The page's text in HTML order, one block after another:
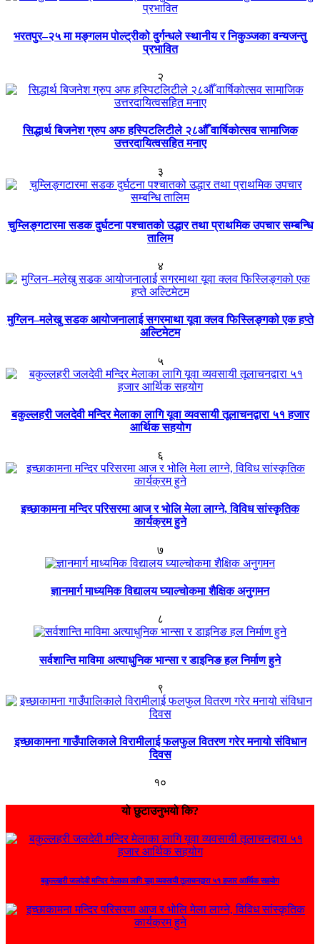
भरतपुर–२५ मा मङ्गलम पोल्ट्रीको दुर्गन्धले स्थानीय र निकुञ्जका वन्यजन्तु
प्रभावित
२
सिद्धार्थ बिजनेश ग्रुप अफ हस्पिटलिटीले २८औँ वार्षिकोत्सव सामाजिक
उत्तरदायित्वसहित मनाए
३
चुम्लिङ्गटारमा सडक दुर्घटना पश्चातको उद्धार तथा प्राथमिक उपचार सम्बन्धि
तालिम
४
मुग्लिन–मलेखु सडक आयोजनालाई सगरमाथा यूवा क्लव फिस्लिङ्गको एक हप्ते
अल्टिमेटम
५
बकुल्लहरी जलदेवी मन्दिर मेलाका लागि यूवा व्यवसायी तूलाचनद्वारा ५१ हजार
आर्थिक सहयोग
६
इच्छाकामना मन्दिर परिसरमा आज र भोलि मेला लाग्ने, विविध सांस्कृतिक
कार्यक्रम हुने
७
ज्ञानमार्ग माध्यमिक विद्यालय घ्याल्चोकमा शैक्षिक अनुगमन
८
सर्वशान्ति माविमा अत्याधुनिक भान्सा र डाइनिङ हल निर्माण हुने
९
इच्छाकामना गाउँपालिकाले विरामीलाई फलफुल वितरण गरेर मनायो संविधान
दिवस
१०
यो छुटाउनुभयो कि?
बकुल्लहरी जलदेवी मन्दिर मेलाका लागि यूवा व्यवसायी तूलाचनद्वारा ५१ हजार आर्थिक सहयोग